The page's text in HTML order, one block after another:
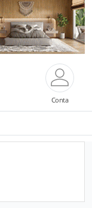
Conta